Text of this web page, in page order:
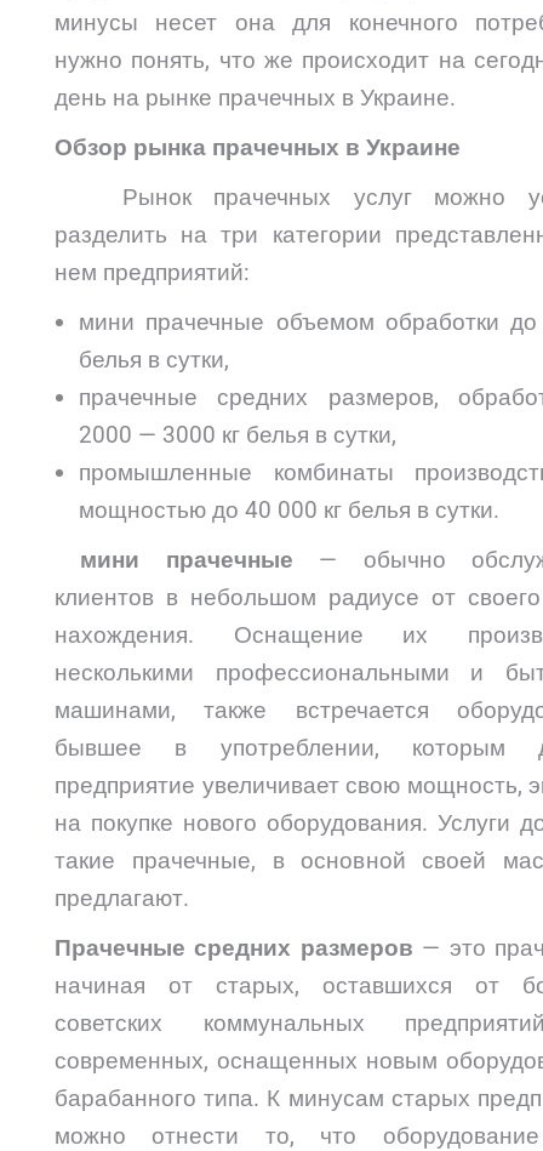
минусы несет она для конечного
нужно понять, что же происходит на
день на рынке прачечных в Украине.
Обзор рынка прачечных в Украине
Рынок прачечных услуг можно
разделить на три категории
нем предприятий:
мини прачечные объемом обработки до
белья в сутки,
прачечные средних размеров,
2000 — 3000 кг белья в сутки,
промышленные комбинаты
мощностью до 40 000 кг белья в сутки.
мини прачечные — обычно
клиентов в небольшом радиусе от
нахождения. Оснащение их
несколькими профессиональными и
машинами, также встречается
бывшее в употреблении, которым
предприятие увеличивает свою мощность,
на покупке нового оборудования. Услуги
такие прачечные, в основной своей
предлагают.
Прачечные средних размеров — это
начиная от старых, оставшихся от
советских коммунальных
современных, оснащенных новым
барабанного типа. К минусам старых
можно отнести то, что